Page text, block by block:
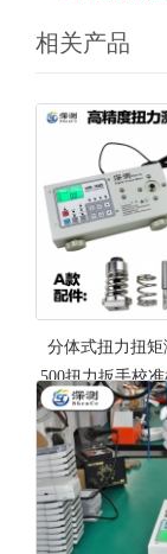
相关产品
分体式扭力扭
500扭力扳手校
批电批扭